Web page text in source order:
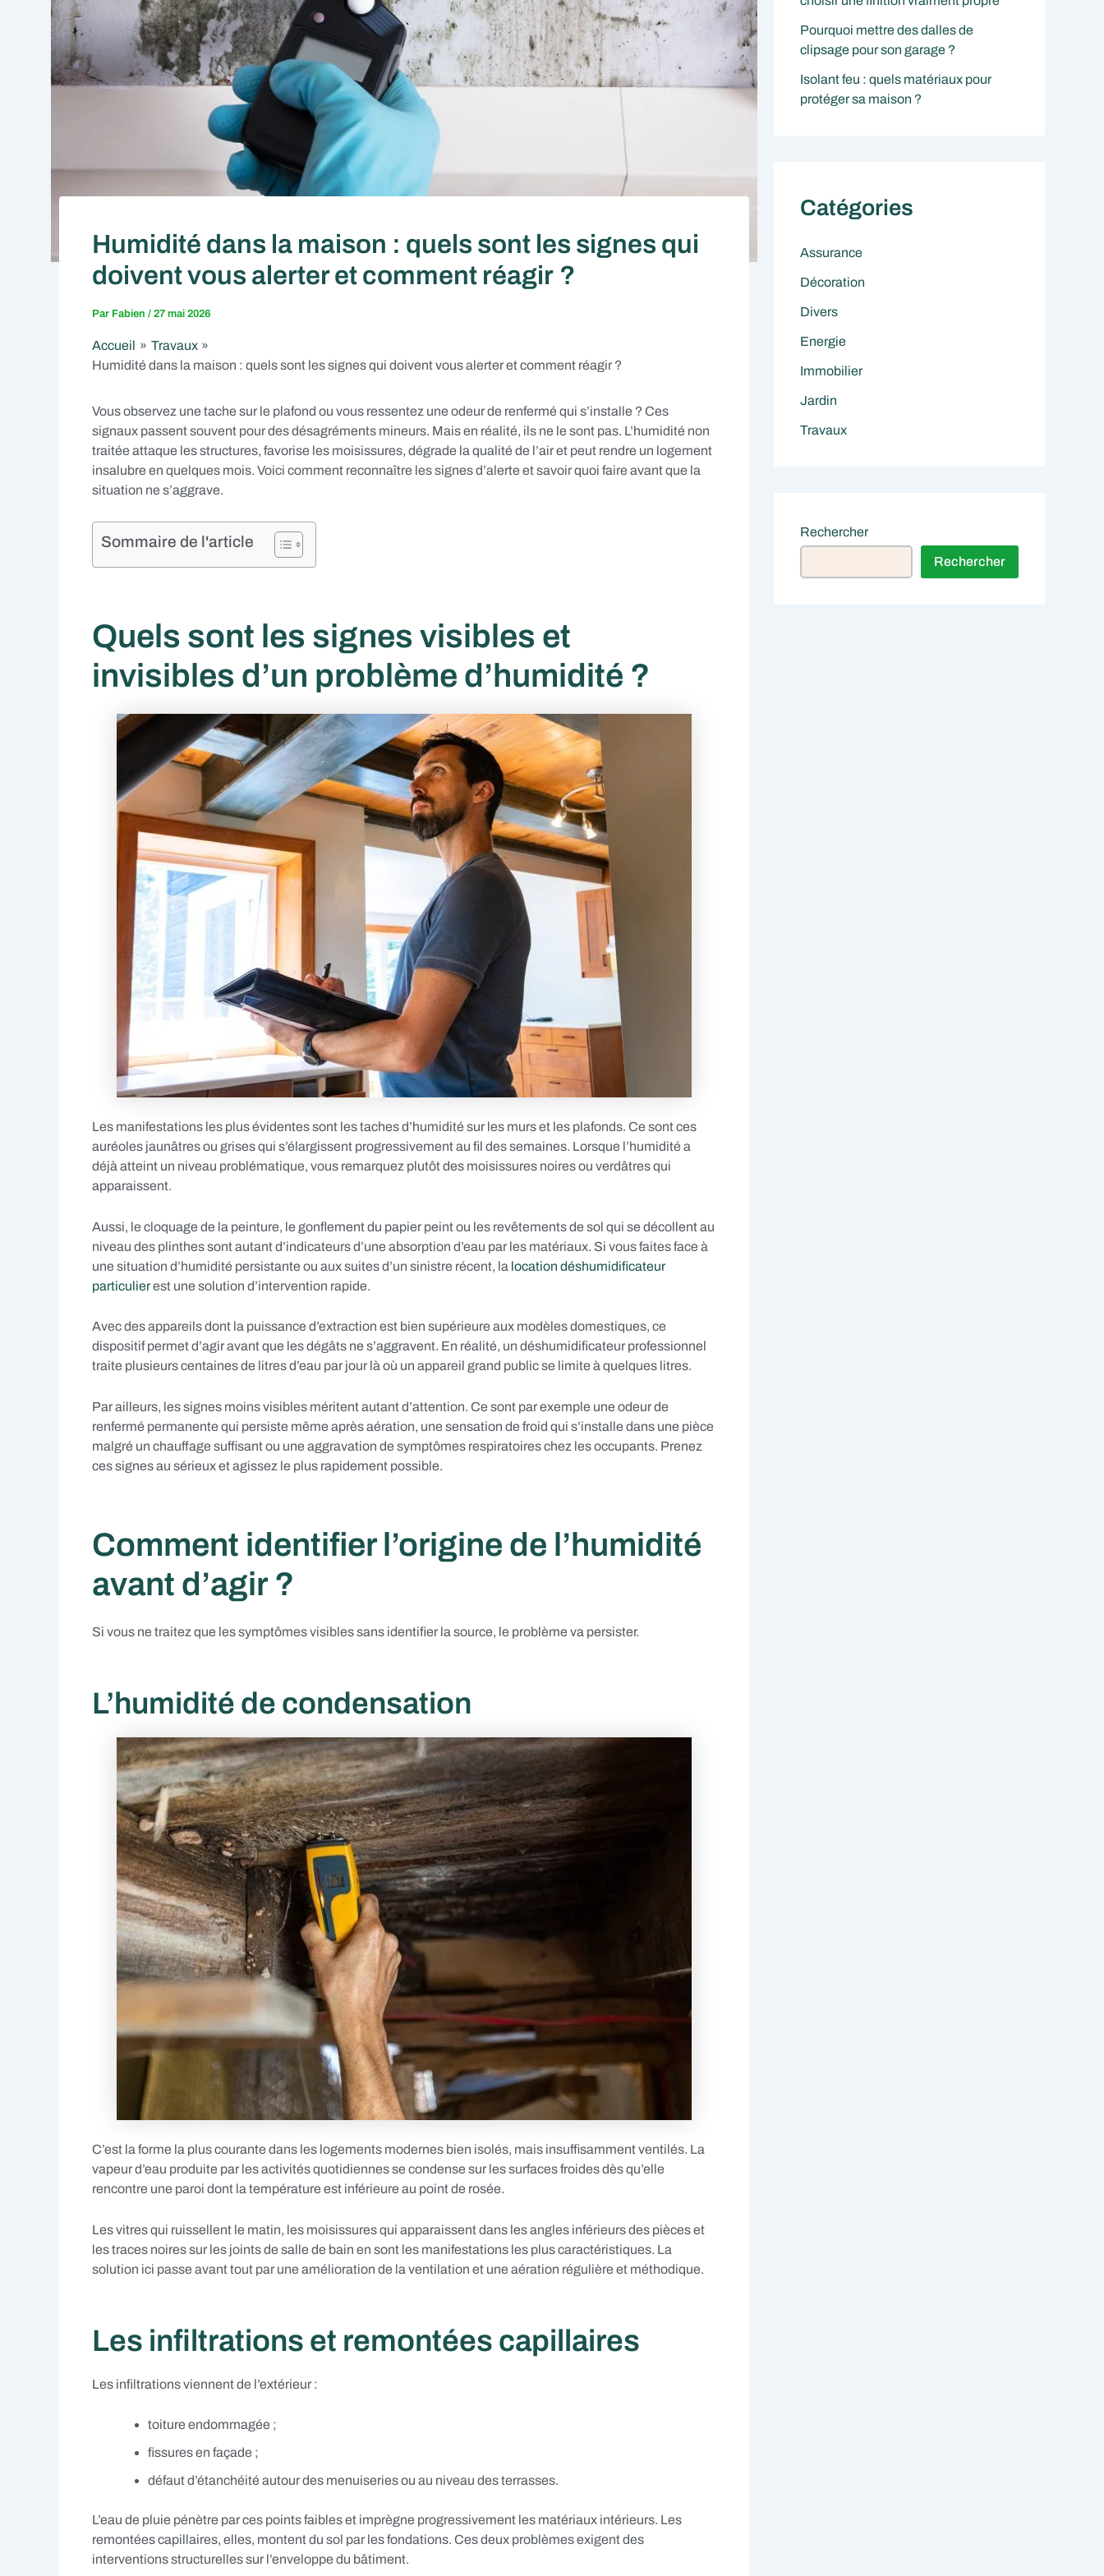
Humidité dans la maison : quels sont les signes qui
doivent vous alerter et comment réagir ?
Par Fabien / 27 mai 2026
Accueil
Travaux
Humidité dans la maison : quels sont les signes qui doivent vous alerter et comment réagir ?
Vous observez une tache sur le plafond ou vous ressentez une odeur de renfermé qui s’installe ? Ces
signaux passent souvent pour des désagréments mineurs. Mais en réalité, ils ne le sont pas. L’humidité non
traitée attaque les structures, favorise les moisissures, dégrade la qualité de l’air et peut rendre un logement
insalubre en quelques mois. Voici comment reconnaître les signes d’alerte et savoir quoi faire avant que la
situation ne s’aggrave.
Sommaire de l'article
Quels sont les signes visibles et
invisibles d’un problème d’humidité ?
Les manifestations les plus évidentes sont les taches d’humidité sur les murs et les plafonds. Ce sont ces
auréoles jaunâtres ou grises qui s’élargissent progressivement au fil des semaines. Lorsque l’humidité a
déjà atteint un niveau problématique, vous remarquez plutôt des moisissures noires ou verdâtres qui
apparaissent.
Aussi, le cloquage de la peinture, le gonflement du papier peint ou les revêtements de sol qui se décollent au
niveau des plinthes sont autant d’indicateurs d’une absorption d’eau par les matériaux. Si vous faites face à
une situation d’humidité persistante ou aux suites d’un sinistre récent, la location déshumidificateur
particulierest une solution d’intervention rapide.
Avec des appareils dont la puissance d’extraction est bien supérieure aux modèles domestiques, ce
dispositif permet d’agir avant que les dégâts ne s’aggravent. En réalité, un déshumidificateur professionnel
traite plusieurs centaines de litres d’eau par jour là où un appareil grand public se limite à quelques litres.
Par ailleurs, les signes moins visibles méritent autant d’attention. Ce sont par exemple une odeur de
renfermé permanente qui persiste même après aération, une sensation de froid qui s’installe dans une pièce
malgré un chauffage suffisant ou une aggravation de symptômes respiratoires chez les occupants. Prenez
ces signes au sérieux et agissez le plus rapidement possible.
Comment identifier l’origine de l’humidité
avant d’agir ?
Si vous ne traitez que les symptômes visibles sans identifier la source, le problème va persister.
L’humidité de condensation
C’est la forme la plus courante dans les logements modernes bien isolés, mais insuffisamment ventilés. La
vapeur d’eau produite par les activités quotidiennes se condense sur les surfaces froides dès qu’elle
rencontre une paroi dont la température est inférieure au point de rosée.
Les vitres qui ruissellent le matin, les moisissures qui apparaissent dans les angles inférieurs des pièces et
les traces noires sur les joints de salle de bain en sont les manifestations les plus caractéristiques. La
solution ici passe avant tout par une amélioration de la ventilation et une aération régulière et méthodique.
Les infiltrations et remontées capillaires
Les infiltrations viennent de l’extérieur :
toiture endommagée ;
fissures en façade ;
défaut d’étanchéité autour des menuiseries ou au niveau des terrasses.
L’eau de pluie pénètre par ces points faibles et imprègne progressivement les matériaux intérieurs. Les
remontées capillaires, elles, montent du sol par les fondations. Ces deux problèmes exigent des
interventions structurelles sur l’enveloppe du bâtiment.
Pourquoi mettre des dalles de
clipsage pour son garage ?
Isolant feu : quels matériaux pour
protéger sa maison ?
Catégories
Assurance
Décoration
Divers
Energie
Immobilier
Jardin
Travaux
Rechercher
Rechercher